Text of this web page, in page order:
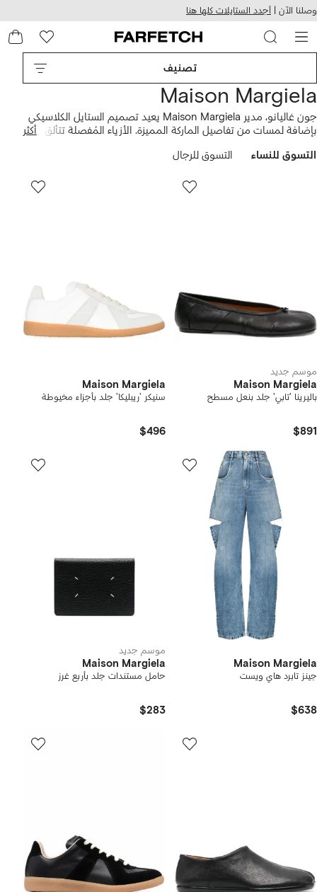
التخطي
للمحتوى
الرئيسي
وصلنا الآن | أجدد الستايلات كلها هنا
تصنيف
Maison Margiela
جون غاليانو، مدير Maison Margiela يعيد تصميم الستايل الكلاسيكي
بإضافة لمسات من تفاصيل الماركة المميزة. الأزياء المُفصلة تتألق على
الشهيرة والمزينة بلمسات براقة ولامعة ومعدنية.
أكثر
التسوق للنساء
التسوق للرجال
موسم جديد
Maison Margiela
باليرينا 'تابي' جلد بنعل مسطح
$891
Maison Margiela
سنيكر 'ريبليكا' جلد بأجزاء مخيوطة
$496
Maison Margiela
جينز تابرد هاي ويست
$638
موسم جديد
Maison Margiela
حامل مستندات جلد بأربع غرز
$283